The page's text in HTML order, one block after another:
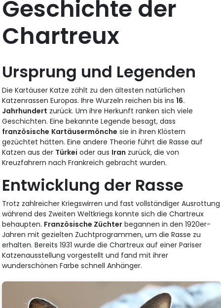
Geschichte der
Chartreux
Ursprung und Legenden
Die Kartäuser Katze zählt zu den ältesten natürlichen
Katzenrassen Europas. Ihre Wurzeln reichen bis ins16.
Jahrhundert zurück. Um ihre Herkunft ranken sich viele
Geschichten. Eine bekannte Legende besagt, dass
französische Kartäusermönche sie in ihren Klöstern
gezüchtet hätten. Eine andere Theorie führt die Rasse auf
Katzen aus der Türkei oder aus Iran zurück, die von
Kreuzfahrern nach Frankreich gebracht wurden.
Entwicklung der Rasse
Trotz zahlreicher Kriegswirren und fast vollständiger Ausrottung
während des Zweiten Weltkriegs konnte sich die Chartreux
behaupten. Französische Züchter begannen in den 1920er-
Jahren mit gezielten Zuchtprogrammen, um die Rasse zu
erhalten. Bereits 1931 wurde die Chartreux auf einer Pariser
Katzenausstellung vorgestellt und fand mit ihrer
wunderschönen Farbe schnell Anhänger.